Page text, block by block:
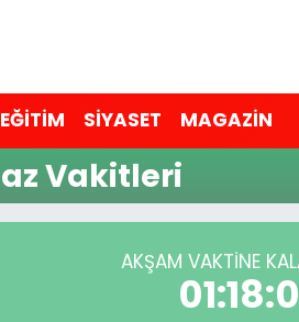
EĞİTİM SİYASET MAGAZİN
Vakitleri
AKŞAM VAKTINE